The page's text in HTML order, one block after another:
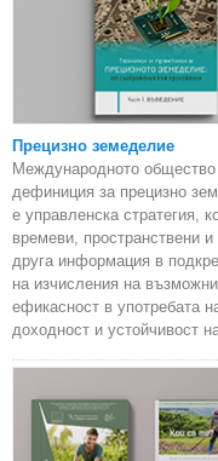
Прецизно земеделие
Международното
дефиниция за прецизно
е управленска стратегия,
времеви, пространствени
друга информация в
на изчисления на
ефикасност в употребата
доходност и устойчивост